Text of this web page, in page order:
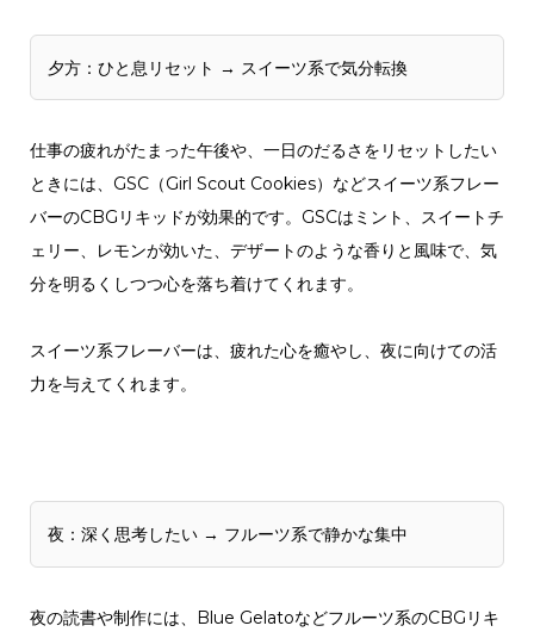
夕方：ひと息リセット → スイーツ系で気分転換
仕事の疲れがたまった午後や、一日のだるさをリセットしたい
ときには、GSC（Girl Scout Cookies）などスイーツ系フレー
バーのCBGリキッドが効果的です。GSCはミント、スイートチ
ェリー、レモンが効いた、デザートのような香りと風味で、気
分を明るくしつつ心を落ち着けてくれます。
スイーツ系フレーバーは、疲れた心を癒やし、夜に向けての活
力を与えてくれます。
夜：深く思考したい → フルーツ系で静かな集中
夜の読書や制作には、Blue Gelatoなどフルーツ系のCBGリキ